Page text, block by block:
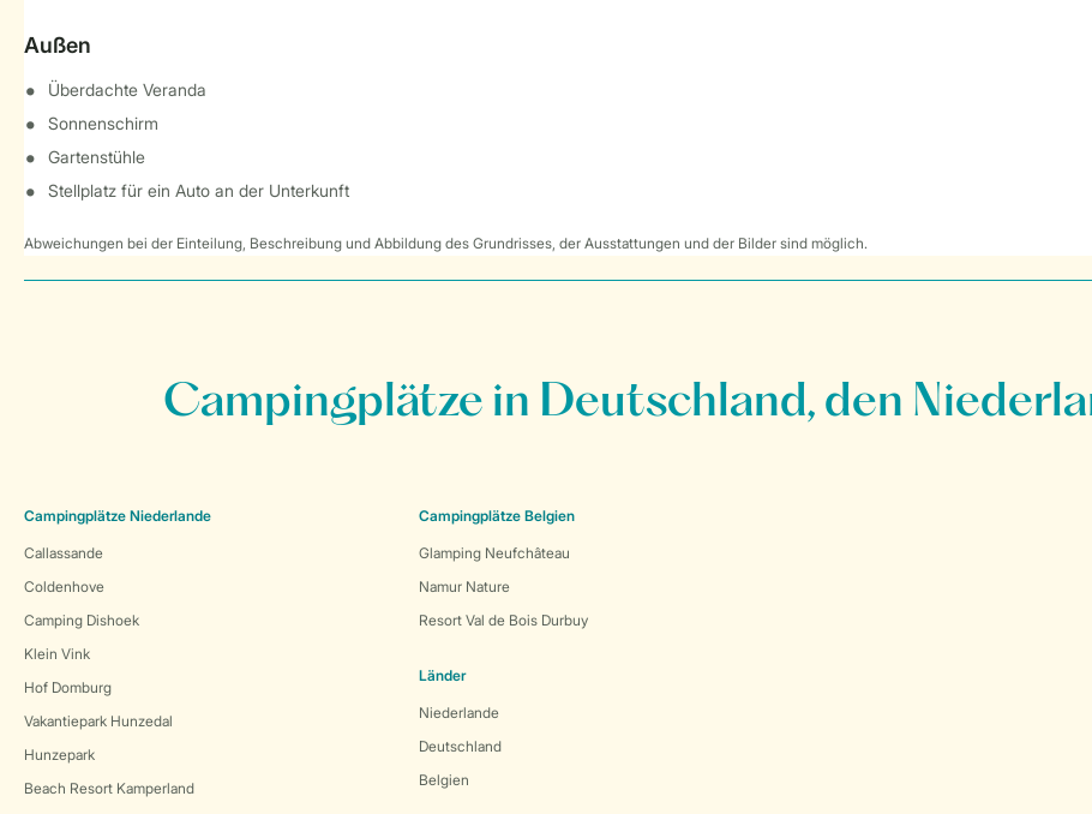
Außen
Überdachte Veranda
Sonnenschirm
Gartenstühle
Stellplatz für ein Auto an der Unterkunft
Abweichungen bei der Einteilung, Beschreibung und Abbildung des Grundrisses, der Ausstattungen und der Bilder sind möglich.
Campingplätze in Deutschland, den
Campingplätze Niederlande
Callassande
Coldenhove
Camping Dishoek
Klein Vink
Hof Domburg
Vakantiepark Hunzedal
Hunzepark
Beach Resort Kamperland
Campingplätze Belgien
Glamping Neufchâteau
Namur Nature
Resort Val de Bois Durbuy
Länder
Niederlande
Deutschland
Belgien